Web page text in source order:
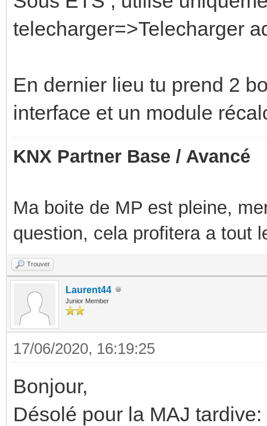
telecharger=>Telecharger
En dernier lieu tu prend 2
interface et un module
KNX Partner Base / Avancé
Ma boite de MP est pleine,
question, cela profitera a tout
Trouver
Laurent44
Junior Member
17/06/2020, 16:19:25
Bonjour,
Désolé pour la MAJ